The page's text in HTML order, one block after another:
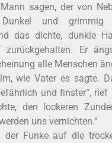
sagen, der von
und grimmig
das dichte, dunkle
zurückgehalten. Er
alle Menschen
wie Vater es sagte.
und finster“, rief
den lockeren
uns vernichten.“
der Funke auf die